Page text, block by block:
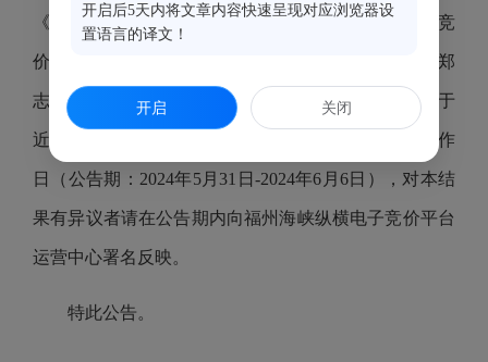
《国有资产公开招租办理规程（试行）》组织电子竞
价。最终该标的以租金1670（元/月）成交，承租人为郑
志武，竞价活动已经结束，该项目相关的交割手续将于
近期办理。现将本次竞价结果进行公告，公告5个工作
日（公告期：2024年5月31日-2024年6月6日），对本结
果有异议者请在公告期内向福州海峡纵横电子竞价平台
运营中心署名反映。
特此公告。
开启后5天内将文章内容快速呈现对应浏览器设
置语言的译文！
开启 关闭